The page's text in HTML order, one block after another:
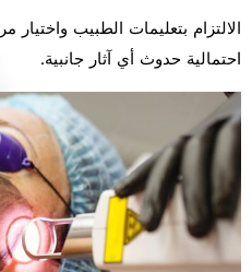
الالتزام بتعليمات الطبيب
احتمالية حدوث أي آثار جانبية.